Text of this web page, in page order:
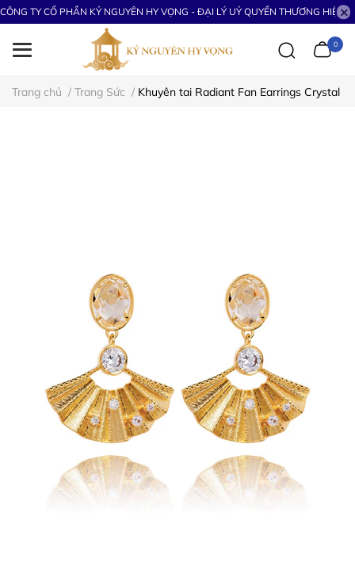
CÔNG TY CỔ PHẦN KỶ NGUYÊN HY VỌNG - ĐẠI LÝ UỶ QUYỀN THƯƠNG HIỆU
0
Trang chủ / Trang Sức / Khuyên tai Radiant Fan Earrings Crystal